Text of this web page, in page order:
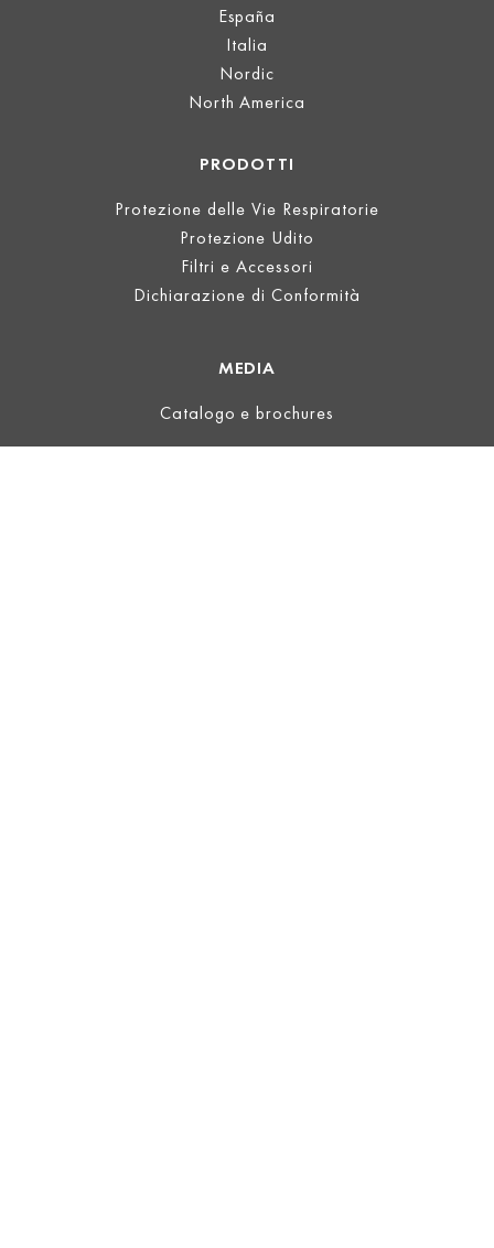
España
Italia
Nordic
North America
PRODOTTI
Protezione delle Vie Respiratorie
Protezione Udito
Filtri e Accessori
Dichiarazione di Conformità
MEDIA
Catalogo e brochures